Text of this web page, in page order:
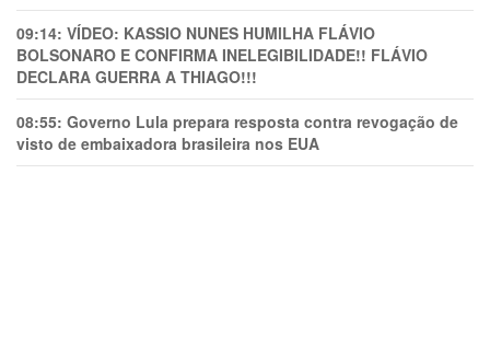
09:14: VÍDEO: KASSIO NUNES HUMlLHA FLÁVIO
BOLSONARO E CONFIRMA INELEGIBILIDADE!! FLÁVIO
DECLARA GUERRA A THIAGO!!!
08:55: Governo Lula prepara resposta contra revogação de
visto de embaixadora brasileira nos EUA